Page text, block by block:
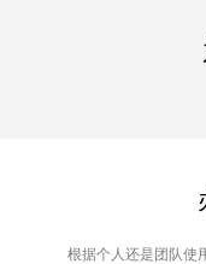
根据个人还是团队使